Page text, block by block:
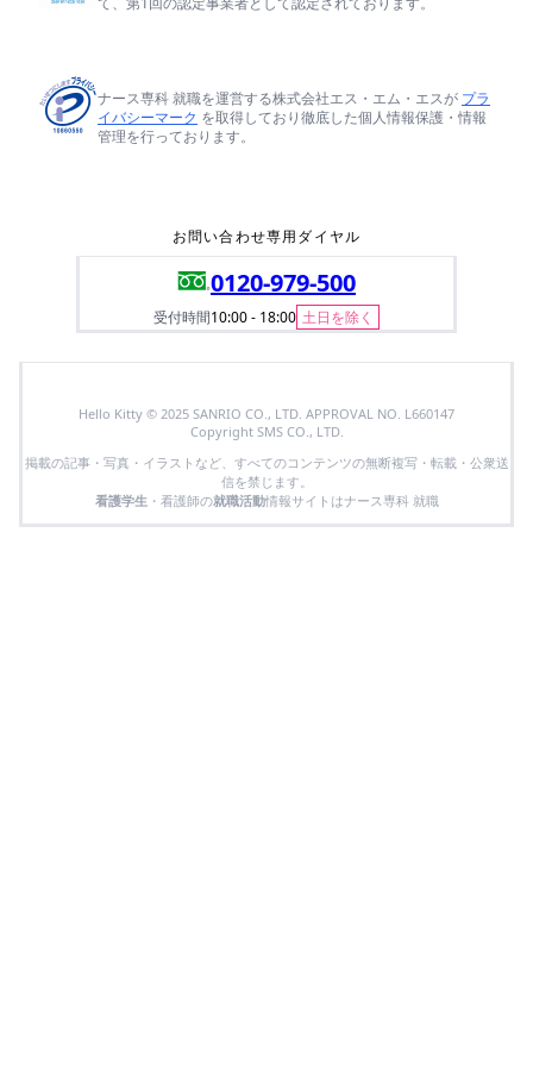
ナース専科 就職を運営する株式会社エス・エム・エスが プラ
イバシーマーク を取得しており徹底した個人情報保護・情報
管理を行っております。
お問い合わせ専用ダイヤル
0120-979-500
受付時間10:00 - 18:00 土日を除く
Hello Kitty © 2025 SANRIO CO., LTD. APPROVAL NO. L660147
Copyright SMS CO., LTD.
掲載の記事・写真・イラストなど、すべてのコンテンツの無断複写・転載・公衆送
信を禁じます。
看護学生・看護師の就職活動情報サイトはナース専科 就職